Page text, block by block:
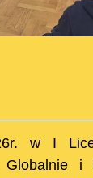
w I
Globalnie